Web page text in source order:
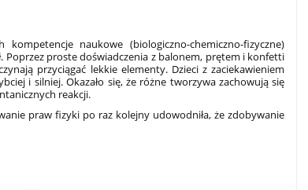
naukowe (biologiczno-chemiczno-fizyczne)
Poprzez proste doświadczenia z balonem, prętem i konfetti
przyciągać lekkie elementy. Dzieci z zaciekawieniem
i silniej. Okazało się, że różne tworzywa zachowują się
reakcji.
praw fizyki po raz kolejny udowodniła, że zdobywanie